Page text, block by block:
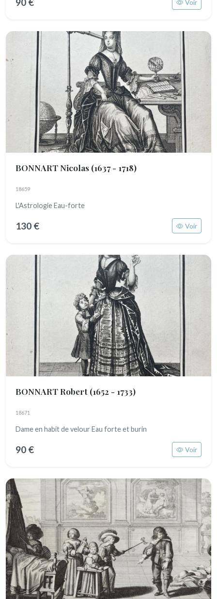
Voir
BONNART Nicolas (1637 - 1718)
18659
L'Astrologie Eau-forte
130 € Voir
BONNART Robert (1652 - 1733)
18671
Dame en habit de velour Eau forte et burin
90 € Voir